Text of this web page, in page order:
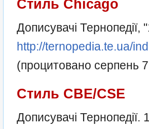
Стиль Chicago
Дописувачі Тернопедії,
http://ternopedia.te.ua/
(процитовано серпень
Стиль CBE/CSE
Дописувачі